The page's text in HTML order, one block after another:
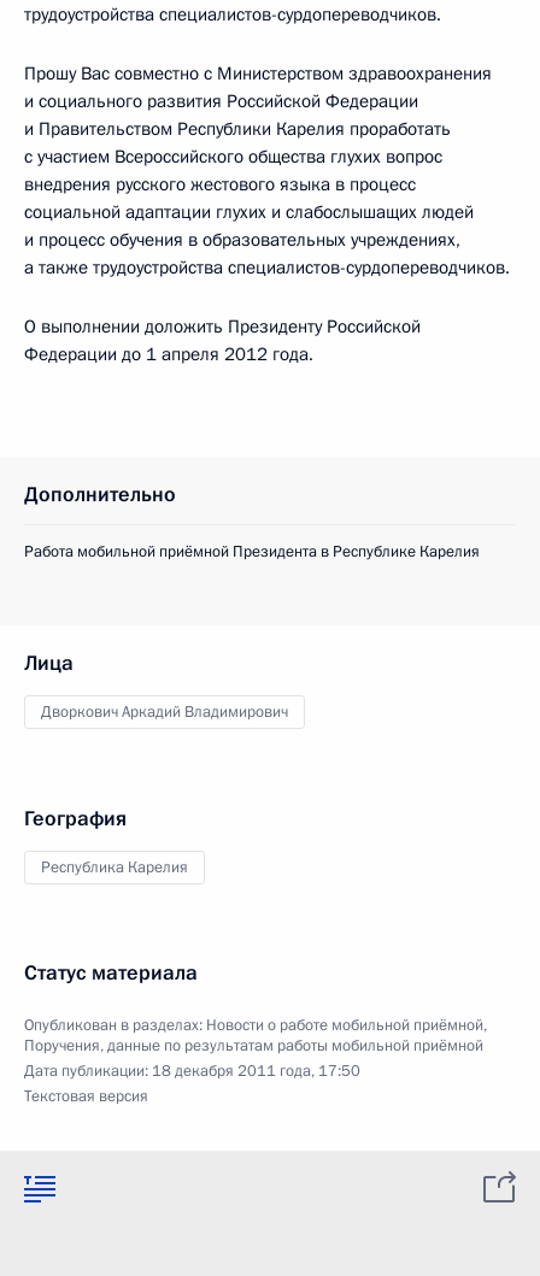
трудоустройства специалистов-сурдопереводчиков.
Прошу Вас совместно с Министерством здравоохранения
и социального развития Российской Федерации
и Правительством Республики Карелия проработать
с участием Всероссийского общества глухих вопрос
внедрения русского жестового языка в процесс
социальной адаптации глухих и слабослышащих людей
и процесс обучения в образовательных учреждениях,
а также трудоустройства специалистов-сурдопереводчиков.
О выполнении доложить Президенту Российской
Федерации до 1 апреля 2012 года.
Дополнительно
Работа мобильной приёмной Президента в Республике Карелия
Лица
Дворкович Аркадий Владимирович
География
Республика Карелия
Статус материала
Опубликован в разделах: Новости о работе мобильной приёмной,
Поручения, данные по результатам работы мобильной приёмной
Дата публикации: 18 декабря 2011 года, 17:50
Текстовая версия